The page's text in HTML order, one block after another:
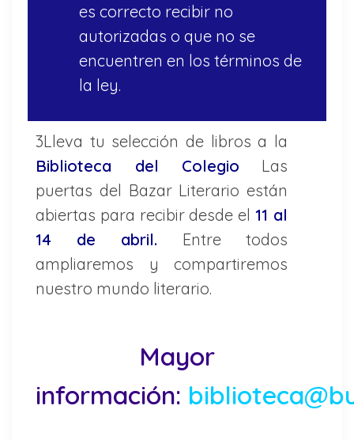
es correcto recibir no
autorizadas o que no se
encuentren en los términos de
la ley.
3Lleva tu selección de libros a la
Biblioteca del Colegio Las
puertas del Bazar Literario están
abiertas para recibir desde el 11 al
14 de abril. Entre todos
ampliaremos y compartiremos
nuestro mundo literario.
Mayor
información: